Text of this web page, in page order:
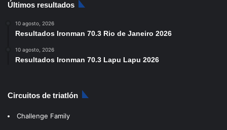
Últimos resultados
10 agosto, 2026
Resultados Ironman 70.3 Rio de Janeiro 2026
10 agosto, 2026
Resultados Ironman 70.3 Lapu Lapu 2026
Circuitos de triatlón
Challenge Family